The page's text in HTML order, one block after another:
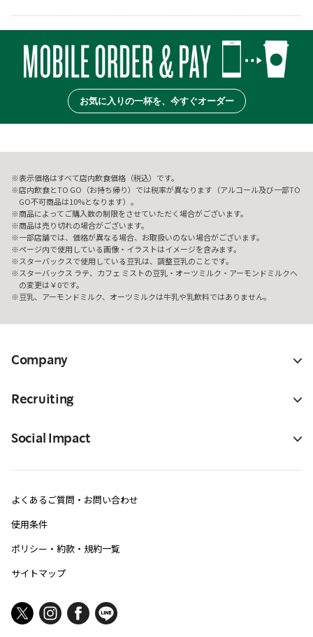
お気に入りの一杯を、今すぐオーダー
表示価格はすべて店内飲食価格（税込）です。
店内飲食とTO GO（お持ち帰り）では税率が異なります（アルコール及び一部TO
GO不可商品は10%となります）。
商品によってご購入数の制限をさせていただく場合がございます。
商品は売り切れの場合がございます。
一部店舗では、価格が異なる場合、お取扱いのない場合がございます。
ページ内で使用している画像・イラストはイメージを含みます。
スターバックスで使用している豆乳は、調整豆乳のことです。
スターバックス ラテ、カフェ ミストの豆乳・オーツミルク・アーモンドミルクへ
の変更は￥0です。
豆乳、アーモンドミルク、オーツミルクは牛乳や乳飲料ではありません。
Company
Recruiting
Social Impact
よくあるご質問・お問い合わせ
使用条件
ポリシー・約款・規約一覧
サイトマップ